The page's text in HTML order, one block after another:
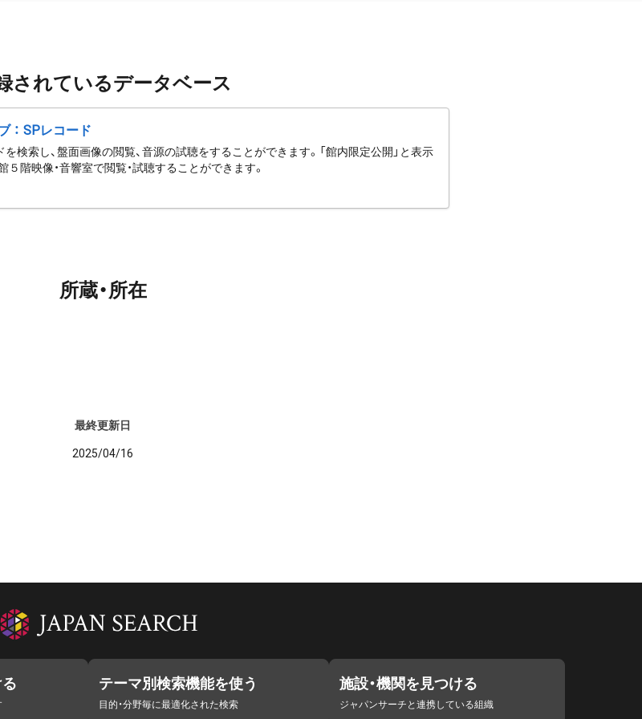
されているデータベース
： SPレコード
検索し、盤面画像の閲覧、音源の試聴をすることができます。「館内限定公開」と表示
５階映像・音響室で閲覧・試聴することができます。
所蔵・所在
最終更新日
2025/04/16
テーマ別検索機能を使う
目的・分野毎に最適化された検索
施設・機関を見つける
ジャパンサーチと連携している組織